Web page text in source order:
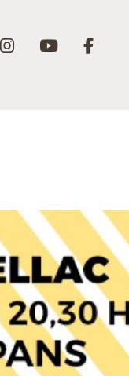
Link a instagram
Link aLink